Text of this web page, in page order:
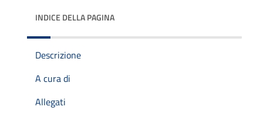
INDICE DELLA PAGINA
Descrizione
A cura di
Allegati